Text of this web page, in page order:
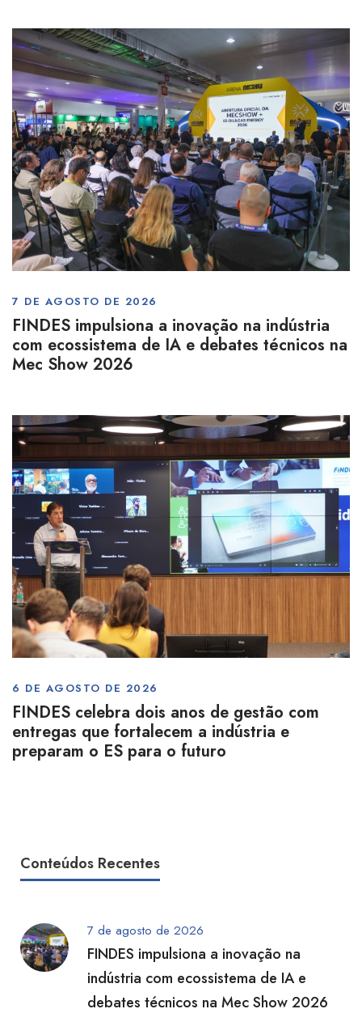
7 DE AGOSTO DE 2026
FINDES impulsiona a inovação na indústria
com ecossistema de IA e debates técnicos na
Mec Show 2026
6 DE AGOSTO DE 2026
FINDES celebra dois anos de gestão com
entregas que fortalecem a indústria e
preparam o ES para o futuro
Conteúdos Recentes
7 de agosto de 2026
FINDES impulsiona a inovação na
indústria com ecossistema de IA e
debates técnicos na Mec Show 2026